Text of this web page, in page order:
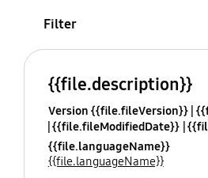
Filter
{{file.description}}
Version {{file.fileVersion}}
{{file.fileModifiedDate}}
{{file.languageName}}
{{file.languageName}}